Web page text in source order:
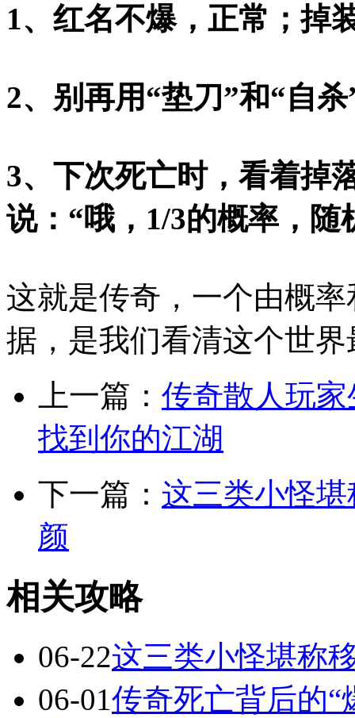
1、红名不爆，正常；掉
2、别再用“垫刀”和“自
3、下次死亡时，看着掉
说：“哦，1/3的概率，随
这就是传奇，一个由概
据，是我们看清这个世
上一篇： 传奇散人玩
找到你的江湖
下一篇： 这三类小怪
颜
相关攻略
06-22这三类小怪堪称
06-01传奇死亡背后的“